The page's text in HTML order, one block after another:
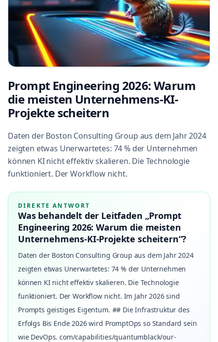
Prompt Engineering 2026: Warum
die meisten Unternehmens-KI-
Projekte scheitern
Daten der Boston Consulting Group aus dem Jahr 2024
zeigten etwas Unerwartetes: 74 % der Unternehmen
können KI nicht effektiv skalieren. Die Technologie
funktioniert. Der Workflow nicht.
DIREKTE ANTWORT
Was behandelt der Leitfaden „Prompt
Engineering 2026: Warum die meisten
Unternehmens-KI-Projekte scheitern“?
Daten der Boston Consulting Group aus dem Jahr 2024
zeigten etwas Unerwartetes: 74 % der Unternehmen
können KI nicht effektiv skalieren. Die Technologie
funktioniert. Der Workflow nicht. Im Jahr 2026 sind
Prompts geistiges Eigentum. ## Die Infrastruktur des
Erfolgs Bis Ende 2026 wird PromptOps so Standard sein
wie DevOps. com/capabilities/quantumblack/our-